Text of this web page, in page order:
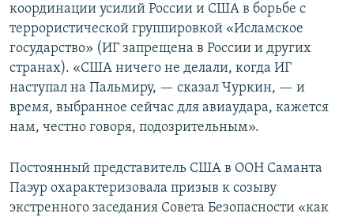
координации усилий России и США в борьбе с
террористической группировкой «Исламское
государство» (ИГ запрещена в России и других
странах). «США ничего не делали, когда ИГ
наступал на Пальмиру, — сказал Чуркин, — и
время, выбранное сейчас для авиаудара, кажется
нам, честно говоря, подозрительным».
Постоянный представитель США в ООН Саманта
Паэур охарактеризовала призыв к созыву
экстренного заседания Совета Безопасности «как